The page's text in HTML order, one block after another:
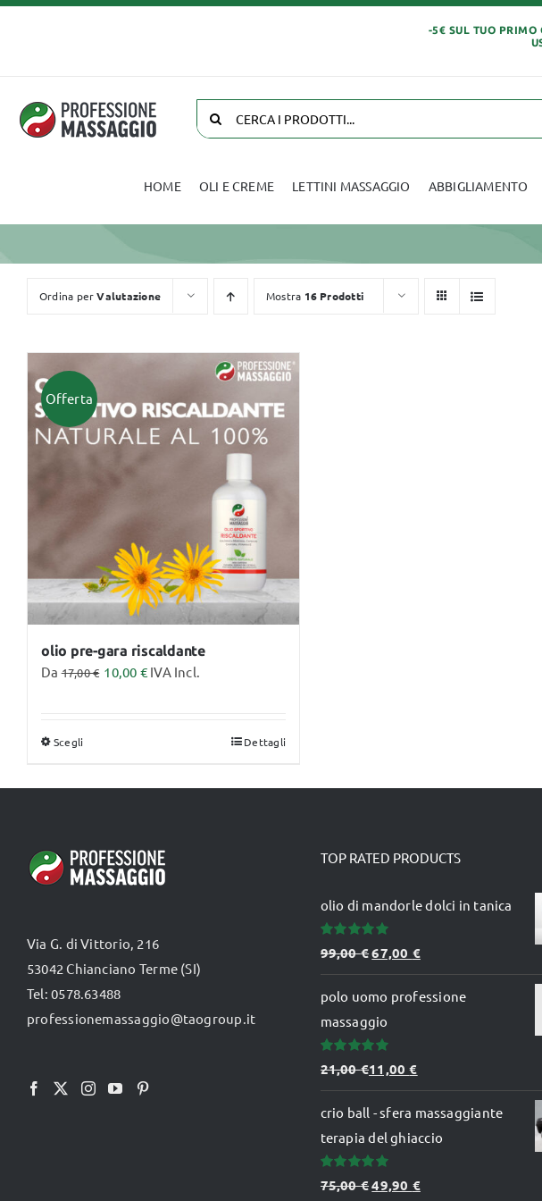
Salta
Cerca
per:
HOME OLI E CREME LETTINI MASSAGGIO ABBIGLIAMENTO
Monouso
Ordina perValutazione Mostra 16 Prodotti
Offerta
olio pre-gara riscaldante
Da17,00€ 10,00 €IVA Incl.
Scegli
Le
essere
scelte
nella
pagina
Dettagli
Via G. di Vittorio, 216
53042 Chianciano Terme (SI)
Tel: 0578.63488
professionemassaggio@taogroup.it
TOP RATED PRODUCTS
olio di mandorle dolci in tanica
Valutato
5.00su 5
99,00€Il
prezzo
originale
era:
99,00 €.
67,00 €Il
prezzo
attuale
polo uomo professione
massaggio
Valutato
5.00su 5
21,00€11,00€
crio ball - sfera massaggiante
terapia del ghiaccio
Valutato
5.00su 5
75,00€Il
49,90 €Il